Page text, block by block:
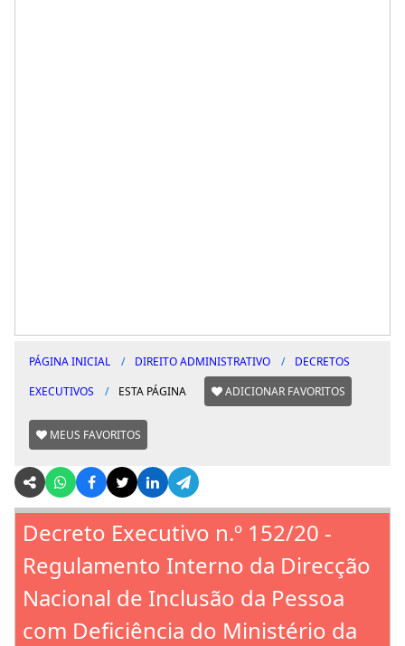
PÁGINA INICIAL DIREITO ADMINISTRATIVO
DECRETOS
EXECUTIVOS
ESTA PÁGINA ADICIONAR FAVORITOS
MEUS FAVORITOS
Decreto Executivo n.º 152/20 -
Regulamento Interno da Direcção
Nacional de Inclusão da Pessoa
com Deficiência do Ministério da